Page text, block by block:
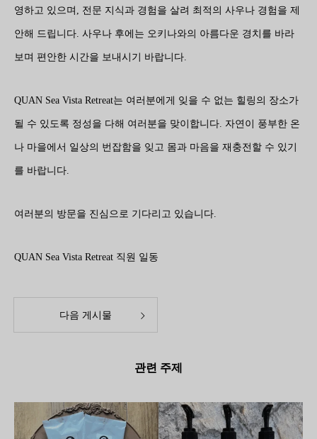
영하고 있으며, 전문 지식과 경험을 살려 최적의 사우나 경험을 제
안해 드립니다. 사우나 후에는 오키나와의 아름다운 경치를 바라
보며 편안한 시간을 보내시기 바랍니다.
QUAN Sea Vista Retreat는 여러분에게 잊을 수 없는 힐링의 장소가
될 수 있도록 정성을 다해 여러분을 맞이합니다. 자연이 풍부한 온
나 마을에서 일상의 번잡함을 잊고 몸과 마음을 재충전할 수 있기
를 바랍니다.
여러분의 방문을 진심으로 기다리고 있습니다.
QUAN Sea Vista Retreat 직원 일동
다음 게시물
관련 주제